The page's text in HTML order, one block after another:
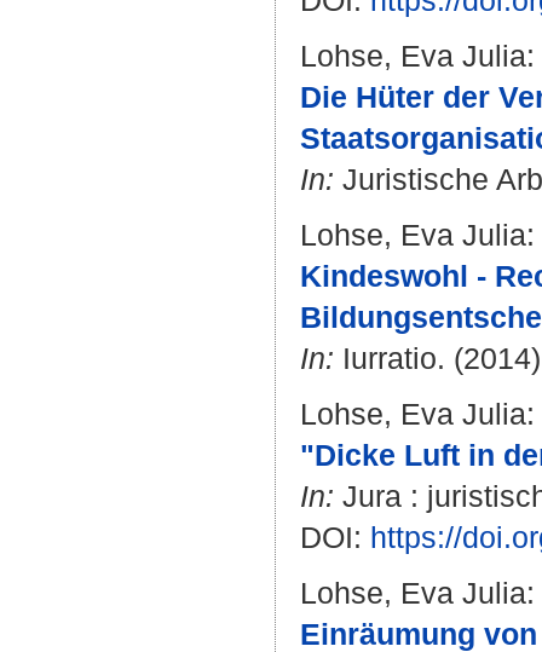
Lohse, Eva Julia:
Die Hüter der
In: Juristische
Lohse, Eva Julia:
Kindeswohl -
In: Iurratio.
Lohse, Eva Julia:
"Dicke Luft in
In: Jura :
DOI: https://
Lohse, Eva Julia:
Einräumung